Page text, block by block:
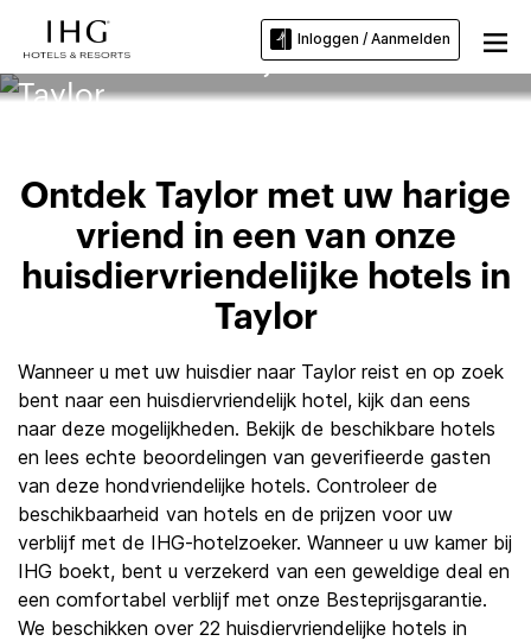
Inloggen / Aanmelden
Huisdiervriendelijke hotels in
Taylor
Ontdek Taylor met uw harige
vriend in een van onze
huisdiervriendelijke hotels in
Taylor
Wanneer u met uw huisdier naar Taylor reist en op zoek
bent naar een huisdiervriendelijk hotel, kijk dan eens
naar deze mogelijkheden. Bekijk de beschikbare hotels
en lees echte beoordelingen van geverifieerde gasten
van deze hondvriendelijke hotels. Controleer de
beschikbaarheid van hotels en de prijzen voor uw
verblijf met de IHG-hotelzoeker. Wanneer u uw kamer bij
IHG boekt, bent u verzekerd van een geweldige deal en
een comfortabel verblijf met onze Besteprijsgarantie.
We beschikken over 22 huisdiervriendelijke hotels in